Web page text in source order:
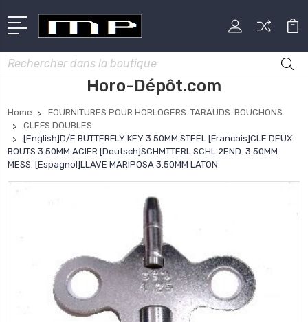
Rechercher
Horo-Dépôt.com
Home
FOURNITURES POUR HORLOGERS. TARAUDS. BOUCHONS.
CLEFS DOUBLES
[English]D/E BUTTERFLY KEY 3.50MM STEEL [Francais]CLE DEUX
BOUTS 3.50MM ACIER [Deutsch]SCHMTTERL.SCHL.2END. 3.50MM
MESS. [Espagnol]LLAVE MARIPOSA 3.50MM LATON